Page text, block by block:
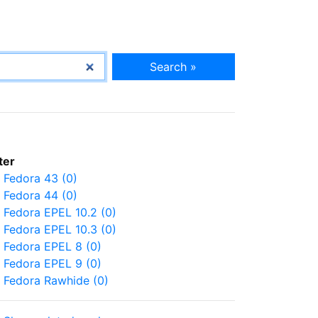
Search »
Fedora 43 (0)
Fedora 44 (0)
Fedora EPEL 10.2 (0)
Fedora EPEL 10.3 (0)
Fedora EPEL 8 (0)
Fedora EPEL 9 (0)
Fedora Rawhide (0)